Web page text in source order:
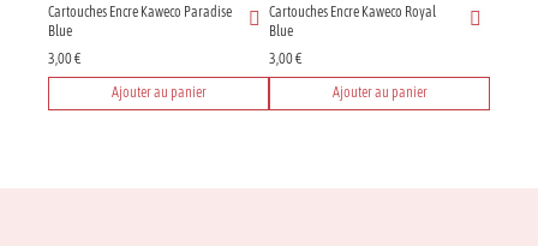
Cartouches Encre Kaweco Paradise
Blue
3,00€
Ajouter au panier
Cartouches Encre Kaweco Royal
Blue
3,00€
Ajouter au panier